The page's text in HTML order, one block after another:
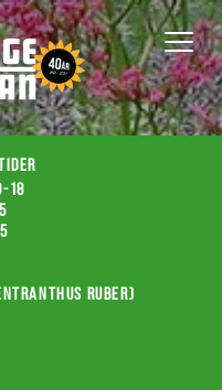
18
ruber)